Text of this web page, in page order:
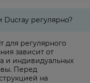
регулярно?
для регулярного
зависит от
и индивидуальных
Перед
на